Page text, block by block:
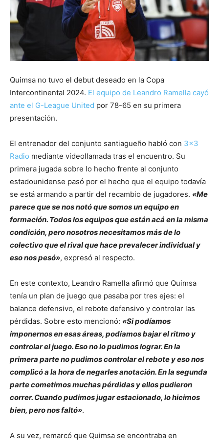
Quimsa no tuvo el debut deseado en la Copa
Intercontinental 2024. El equipo de Leandro Ramella cayó
ante el G-League United por 78-65 en su primera
presentación.
El entrenador del conjunto santiagueño habló con 3×3
Radio mediante videollamada tras el encuentro. Su
primera jugada sobre lo hecho frente al conjunto
estadounidense pasó por el hecho que el equipo todavía
se está armando a partir del recambio de jugadores. «Me
parece que se nos notó que somos un equipo en
formación. Todos los equipos que están acá en la misma
condición, pero nosotros necesitamos más de lo
colectivo que el rival que hace prevalecer individual y
eso nos pesó», expresó al respecto.
En este contexto, Leandro Ramella afirmó que Quimsa
tenía un plan de juego que pasaba por tres ejes: el
balance defensivo, el rebote defensivo y controlar las
pérdidas. Sobre esto mencionó: «Si podíamos
imponernos en esas áreas, podíamos bajar el ritmo y
controlar el juego. Eso no lo pudimos lograr. En la
primera parte no pudimos controlar el rebote y eso nos
complicó a la hora de negarles anotación. En la segunda
parte cometimos muchas pérdidas y ellos pudieron
correr. Cuando pudimos jugar estacionado, lo hicimos
bien, pero nos faltó».
A su vez, remarcó que Quimsa se encontraba en